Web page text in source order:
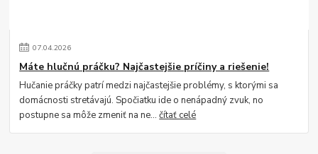
07.04.2026
Máte hlučnú práčku? Najčastejšie príčiny a riešenie!
Hučanie práčky patrí medzi najčastejšie problémy, s ktorými sa
domácnosti stretávajú. Spočiatku ide o nenápadný zvuk, no
postupne sa môže zmeniť na ne...čítať celé